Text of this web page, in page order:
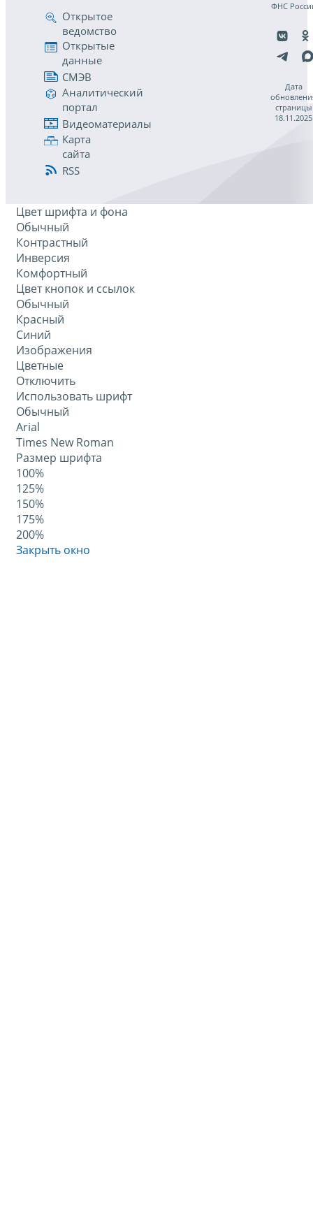
Открытое
ведомство
Открытые
данные
СМЭВ
Аналитический
портал
Видеоматериалы
Карта
сайта
RSS
ФНС
Дата
страницы
18.11.2025
Цвет шрифта и фона
Обычный
Контрастный
Инверсия
Комфортный
Цвет кнопок и ссылок
Обычный
Красный
Синий
Изображения
Цветные
Отключить
Использовать шрифт
Обычный
Arial
Times New Roman
Размер шрифта
100%
125%
150%
175%
200%
Закрыть окно